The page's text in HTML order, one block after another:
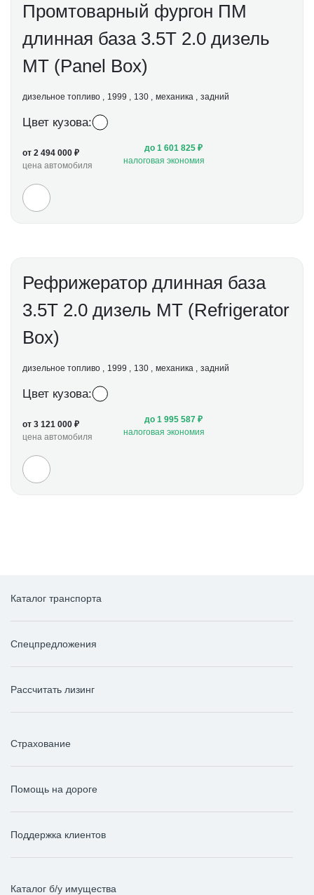
Промтоварный фургон ПМ
длинная база 3.5Т 2.0 дизель
МТ (Panel Box)
дизельное топливо 1999 130 механика задний
Цвет кузова:
от 2 494 000 ₽
цена автомобиля
до 1 601 825 ₽
налоговая экономия
Рефрижератор длинная база
3.5Т 2.0 дизель МТ (Refrigerator
Box)
дизельное топливо 1999 130 механика задний
Цвет кузова:
от 3 121 000 ₽
цена автомобиля
до 1 995 587 ₽
налоговая экономия
Каталог транспорта
Спецпредложения
Рассчитать лизинг
Страхование
Помощь на дороге
Поддержка клиентов
Каталог б/у имущества